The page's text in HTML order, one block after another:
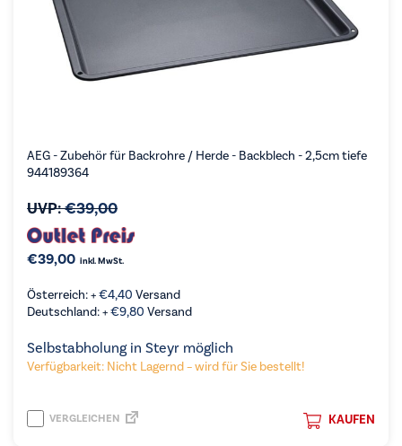
AEG - Zubehör für Backrohre / Herde - Backblech - 2,5cm tiefe
944189364
UVP:€39,00
€39,00 inkl. MwSt.
Österreich: +€4,40 Versand
Deutschland: +€9,80 Versand
Selbstabholung in Steyr möglich
Verfügbarkeit: Nicht Lagernd – wird für Sie bestellt!
KAUFEN
VERGLEICHEN